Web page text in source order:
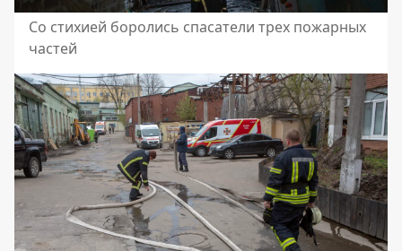
Со стихией боролись спасатели трех пожарных
частей